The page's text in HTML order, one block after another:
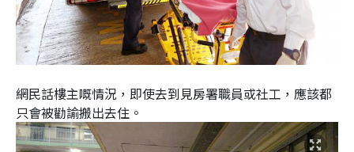
網民話樓主嘅情況，即使去到見房署職員或社工，應該都
只會被勸諭搬出去住。